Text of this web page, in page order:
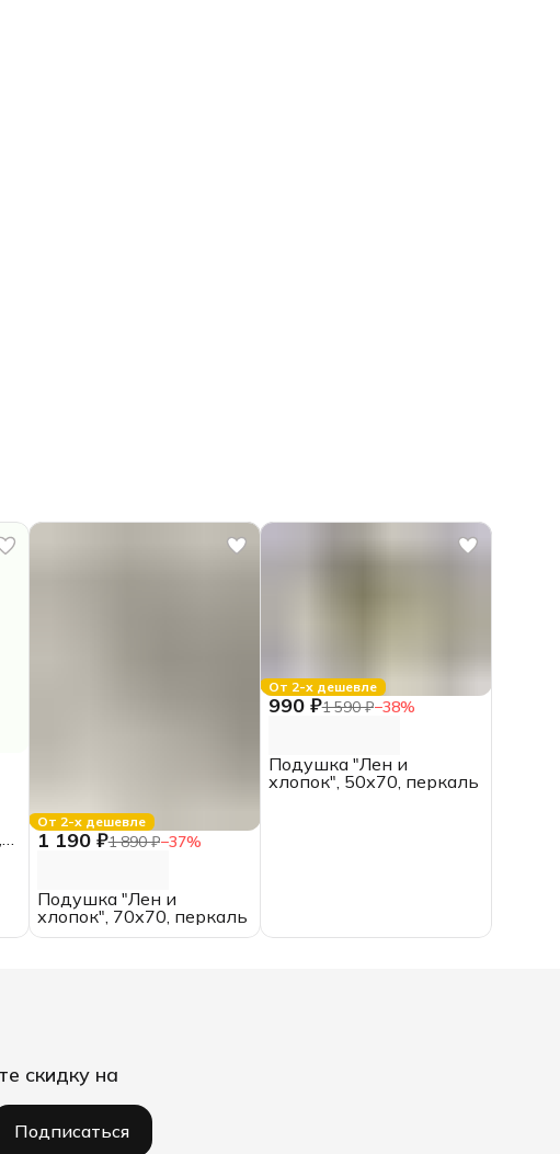
От 2-х дешевле
1 190 ₽1 890 ₽−37%
Подушка "Лен и
хлопок", 70х70, перкаль
От 2-х дешевле
990 ₽1 590 ₽−38%
Подушка "Лен и
хлопок", 50х70, перкаль
скидку на
Подписаться